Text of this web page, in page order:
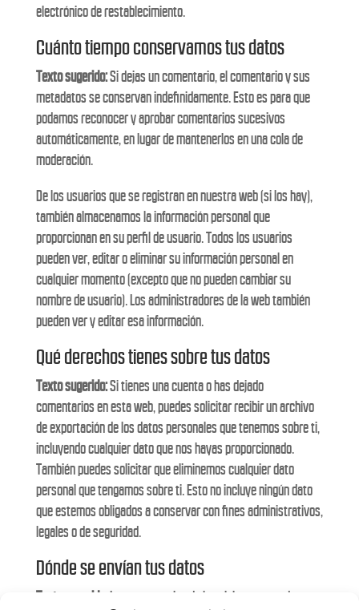
electrónico de restablecimiento.
Cuánto tiempo conservamos tus datos
Texto sugerido:Si dejas un comentario, el comentario y sus
metadatos se conservan indefinidamente. Esto es para que
podamos reconocer y aprobar comentarios sucesivos
automáticamente, en lugar de mantenerlos en una cola de
moderación.
De los usuarios que se registran en nuestra web (si los hay),
también almacenamos la información personal que
proporcionan en su perfil de usuario. Todos los usuarios
pueden ver, editar o eliminar su información personal en
cualquier momento (excepto que no pueden cambiar su
nombre de usuario). Los administradores de la web también
pueden ver y editar esa información.
Qué derechos tienes sobre tus datos
Texto sugerido:Si tienes una cuenta o has dejado
comentarios en esta web, puedes solicitar recibir un archivo
de exportación de los datos personales que tenemos sobre ti,
incluyendo cualquier dato que nos hayas proporcionado.
También puedes solicitar que eliminemos cualquier dato
personal que tengamos sobre ti. Esto no incluye ningún dato
que estemos obligados a conservar con fines administrativos,
legales o de seguridad.
Dónde se envían tus datos
Texto sugerido: Los comentarios de los visitantes puede que